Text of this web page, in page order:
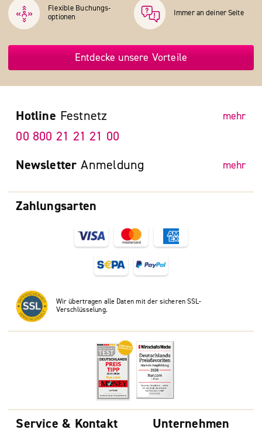
Flexible Buchungs­
optionen
Immer an deiner Seite
Entdecke unsere Vorteile
Zahlungsarten
Wir übertragen alle Daten mit der sicheren SSL-
Verschlüsselung.
Hotline Festnetz mehr
00 800 21 21 21 00
Newsletter Anmeldung mehr
Service & Kontakt Unternehmen